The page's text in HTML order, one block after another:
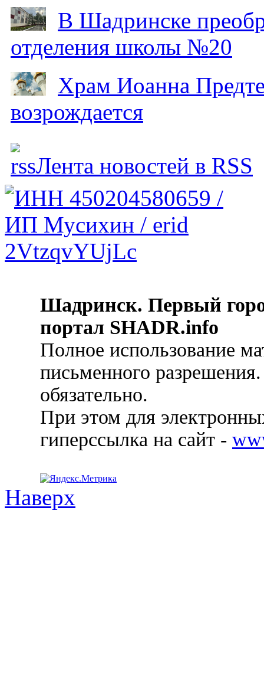
В Шадринске
отделения школы №20
Храм Иоанна
возрождается
Лента новостей в RSS
Шадринск. Первый
портал SHADR.info
Полное использование
письменного
обязательно.
При этом для
гиперссылка на сайт -
Наверх